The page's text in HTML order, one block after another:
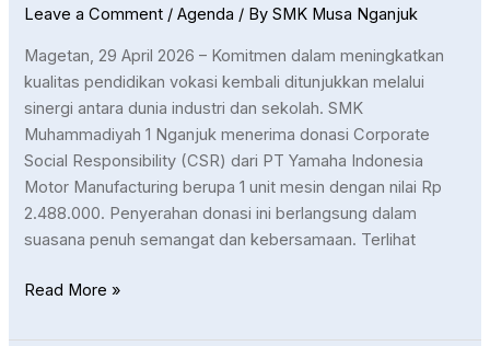
Leave a Comment /Agenda / BySMK Musa Nganjuk
Magetan, 29 April 2026 – Komitmen dalam meningkatkan
kualitas pendidikan vokasi kembali ditunjukkan melalui
sinergi antara dunia industri dan sekolah. SMK
Muhammadiyah 1 Nganjuk menerima donasi Corporate
Social Responsibility (CSR) dari PT Yamaha Indonesia
Motor Manufacturing berupa 1 unit mesin dengan nilai Rp
2.488.000. Penyerahan donasi ini berlangsung dalam
suasana penuh semangat dan kebersamaan. Terlihat
Read More »